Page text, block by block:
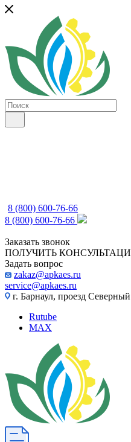
8 (800) 600-76-66
8 (800) 600-76-66
Заказать звонок
ПОЛУЧИТЬ
Задать вопрос
zakaz@apkaes.ru
service@apkaes.ru
г. Барнаул, проезд
Rutube
MAX